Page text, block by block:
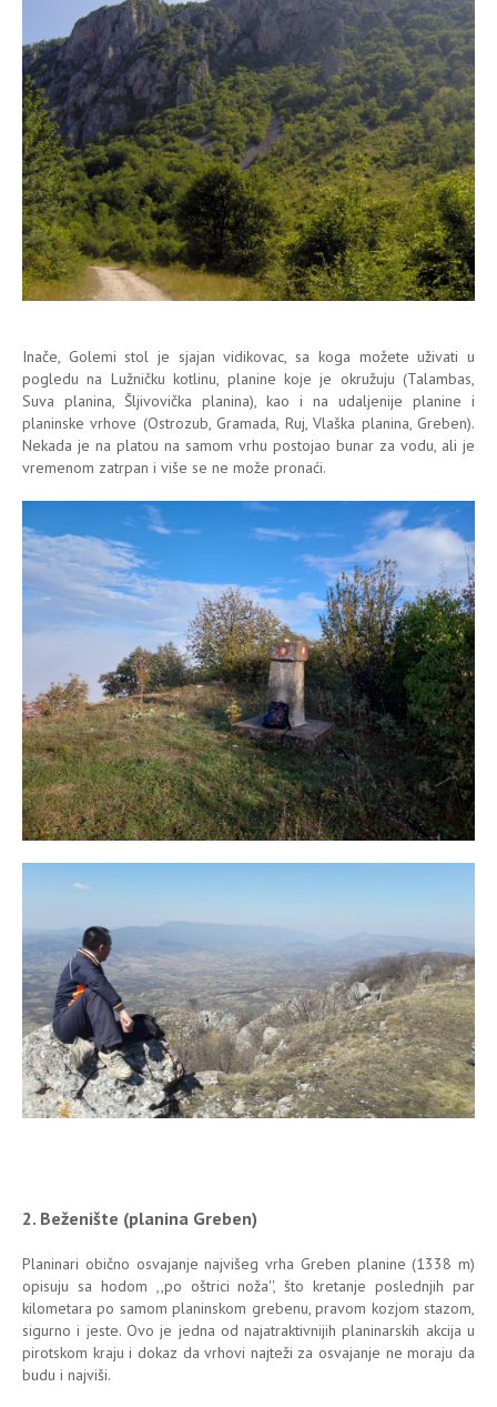
Inače, Golemi stol je sjajan vidikovac, sa koga možete uživati u
pogledu na Lužničku kotlinu, planine koje je okružuju (Talambas,
Suva planina, Šljivovička planina), kao i na udaljenije planine i
planinske vrhove (Ostrozub, Gramada, Ruj, Vlaška planina, Greben).
Nekada je na platou na samom vrhu postojao bunar za vodu, ali je
vremenom zatrpan i više se ne može pronaći.
2. Beženište (planina Greben)
Planinari obično osvajanje najvišeg vrha Greben planine (1338 m)
opisuju sa hodom ,,po oštrici noža'', što kretanje poslednjih par
kilometara po samom planinskom grebenu, pravom kozjom stazom,
sigurno i jeste. Ovo je jedna od najatraktivnijih planinarskih akcija u
pirotskom kraju i dokaz da vrhovi najteži za osvajanje ne moraju da
budu i najviši.